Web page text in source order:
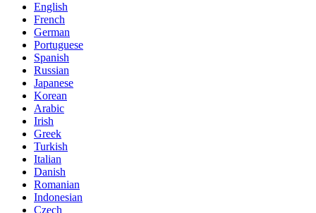
English
French
German
Portuguese
Spanish
Russian
Japanese
Korean
Arabic
Irish
Greek
Turkish
Italian
Danish
Romanian
Indonesian
Czech